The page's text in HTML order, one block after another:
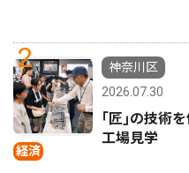
2
経済
神奈川区
2026.07.30
｢匠｣の技術
工場見学